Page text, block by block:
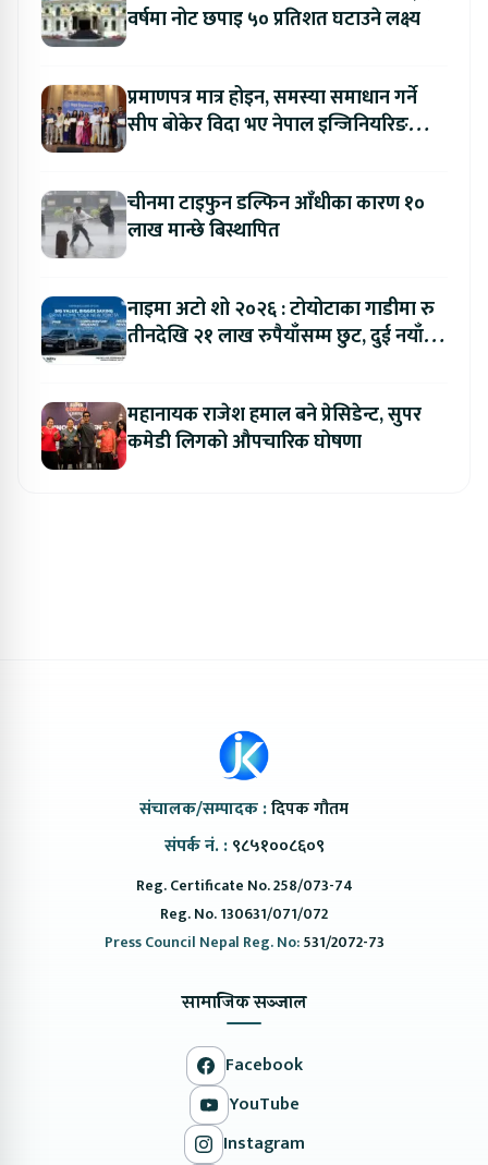
वर्षमा नोट छपाइ ५० प्रतिशत घटाउने लक्ष्य
प्रमाणपत्र मात्र होइन, समस्या समाधान गर्ने
सीप बोकेर विदा भए नेपाल इन्जिनियरिङ
चीनमा टाइफुन डल्फिन आँधीका कारण १०
लाख मान्छे बिस्थापित
नाइमा अटो शो २०२६ : टोयोटाका गाडीमा रु
तीनदेखि २१ लाख रुपैयाँसम्म छुट, दुई नयाँ
महानायक राजेश हमाल बने प्रेसिडेन्ट, सुपर
कमेडी लिगको औपचारिक घोषणा
संचालक/सम्पादक :दिपक गौतम
संपर्क नं. : ९८५१००८६०९
Reg. Certificate No. 258/073-74
Reg. No. 130631/071/072
Press Council Nepal Reg. No:531/2072-73
सामाजिक सञ्जाल
Facebook
YouTube
Instagram